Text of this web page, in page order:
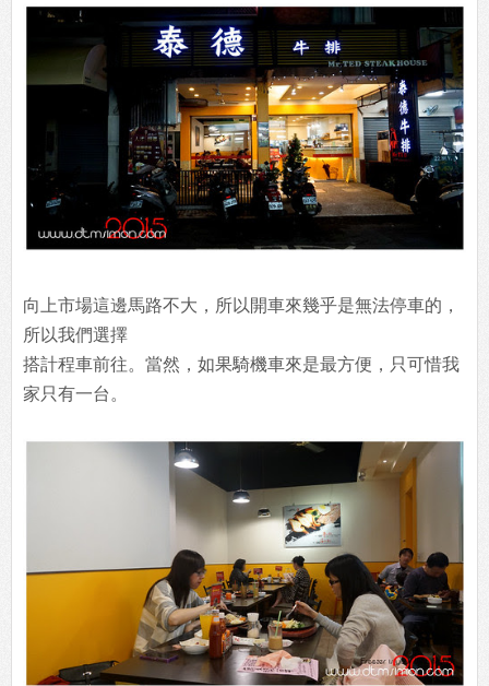
向上市場這邊馬路不大，所以開車來幾乎是無法停車的，
所以我們選擇
搭計程車前往。當然，如果騎機車來是最方便，只可惜我
家只有一台。